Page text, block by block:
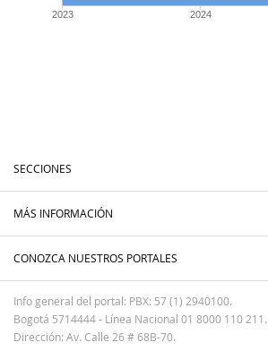
2023 2024
SECCIONES
MÁS INFORMACIÓN
CONOZCA NUESTROS PORTALES
Info general del portal: PBX: 57 (1) 2940100.
Bogotá 5714444 - Línea Nacional 01 8000 110 211.
Dirección: Av. Calle 26 # 68B-70.